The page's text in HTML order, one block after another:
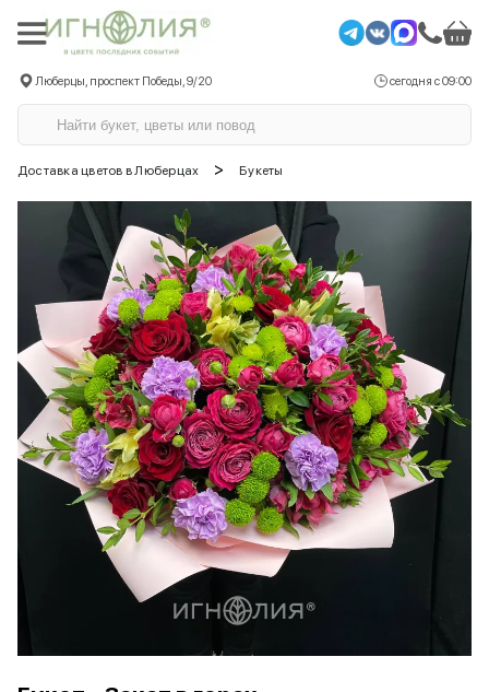
Люберцы, проспект Победы, 9/20 сегодня с 09:00
Доставка цветов в Люберцах > Букеты